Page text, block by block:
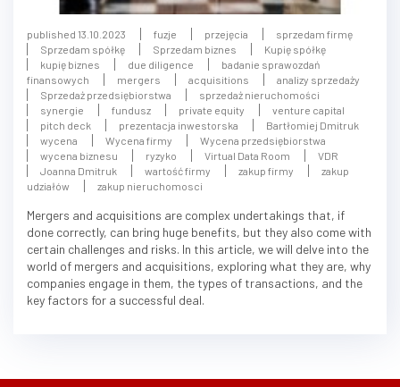
published 13.10.2023 fuzje przejęcia
sprzedam firmę
Sprzedam spółkę
Sprzedam biznes
Kupię spółkę
kupię biznes
due diligence
badanie sprawozdań
finansowych
mergers acquisitions
analizy sprzedaży
Sprzedaż przedsiębiorstwa
sprzedaż nieruchomości
synergie
fundusz private equity
venture capital
pitch deck
prezentacja inwestorska
Bartłomiej Dmitruk
wycena
Wycena firmy
Wycena przedsiębiorstwa
wycena biznesu
ryzyko Virtual Data Room
VDR
Joanna Dmitruk
wartość firmy zakup firmy
zakup
udziałów
zakup nieruchomosci
Mergers and acquisitions are complex undertakings that, if
done correctly, can bring huge benefits, but they also come with
certain challenges and risks. In this article, we will delve into the
world of mergers and acquisitions, exploring what they are, why
companies engage in them, the types of transactions, and the
key factors for a successful deal.